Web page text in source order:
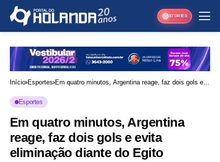
STORIES
Início Esportes Em quatro minutos, Argentina reage, faz dois gols e
Esportes
Em quatro minutos, Argentina
reage, faz dois gols e evita
eliminação diante do Egito